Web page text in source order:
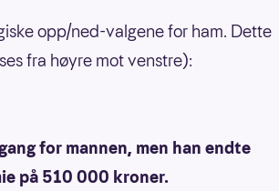
opp/ned-valgene for ham. Dette
fra høyre mot venstre):
for mannen, men han endte
på 510 000 kroner.